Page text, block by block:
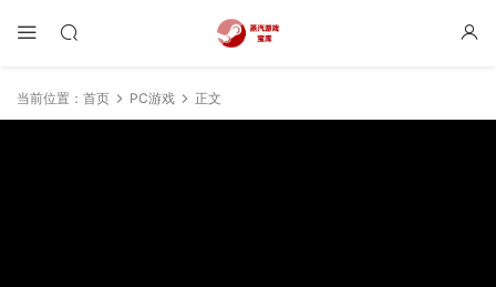
当前位置： 首页 PC游戏 正文
50% 75% 100%